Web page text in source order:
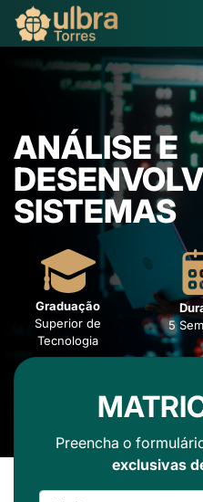
ANÁLISE E
SISTEMAS
Graduação
Superior de
Tecnologia
5
Preencha o
exclusivas